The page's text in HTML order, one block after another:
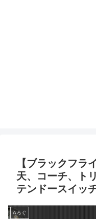
【ブラックフラ
天、コーチ、ト
テンドースイッ
Aろぐ